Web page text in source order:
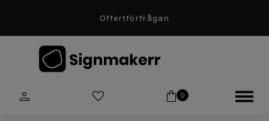
Offertförfrågan
0